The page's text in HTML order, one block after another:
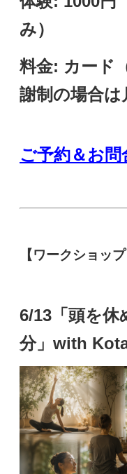
み）
料金: カード
謝制の場合は
ご予約＆お
【ワークショッ
6/13「頭を休
分」with